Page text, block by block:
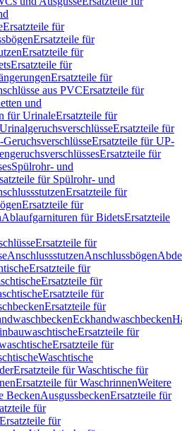
Ersatzteile für
Ersatzteile für
Ersatzteile für
Ersatzteile für
Ersatzteile für
aus PVCErsatzteile für
und
für UrinaleErsatzteile für
UrinalgeruchsverschlüsseErsatzteile für
GeruchsverschlüsseErsatzteile für UP-
Ersatzteile für
Spülrohr- und
für Spülrohr- und
Ersatzteile für
Ersatzteile für
Ablaufgarnituren für BidetsErsatzteile
Ersatzteile für
AnschlussstutzenAnschlussbögen
Ersatzteile für
Ersatzteile für
Ersatzteile für
Ersatzteile für
Eckhandwaschbecken
Ersatzteile für
Ersatzteile für
Waschtische
Ersatzteile für Waschtische für
Ersatzteile für WaschrinnenWeitere
BeckenAusgussbeckenErsatzteile für
für
Ersatzteile für